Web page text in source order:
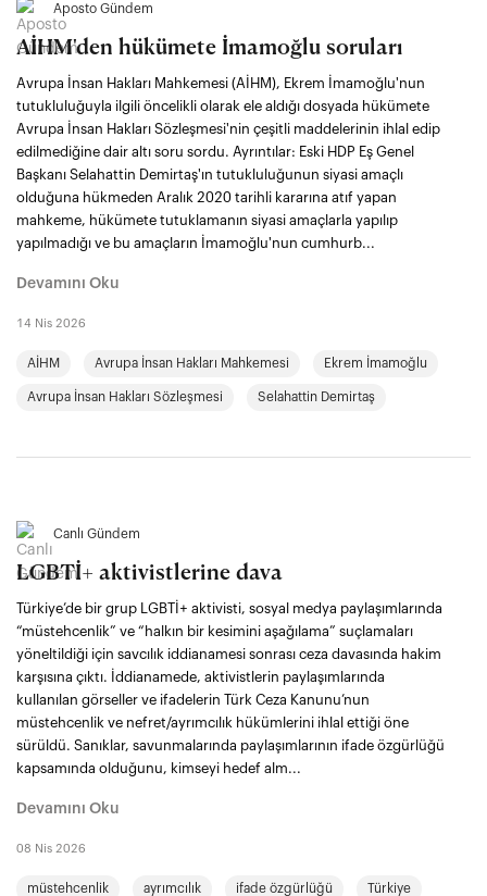
Aposto Gündem
AİHM'den hükümete İmamoğlu soruları
Avrupa İnsan Hakları Mahkemesi (AİHM), Ekrem İmamoğlu'nun
tutukluluğuyla ilgili öncelikli olarak ele aldığı dosyada hükümete
Avrupa İnsan Hakları Sözleşmesi'nin çeşitli maddelerinin ihlal edip
edilmediğine dair altı soru sordu. Ayrıntılar: Eski HDP Eş Genel
Başkanı Selahattin Demirtaş'ın tutukluluğunun siyasi amaçlı
olduğuna hükmeden Aralık 2020 tarihli kararına atıf yapan
mahkeme, hükümete tutuklamanın siyasi amaçlarla yapılıp
yapılmadığı ve bu amaçların İmamoğlu'nun cumhurb...
Devamını Oku
14 Nis 2026
AİHM Avrupa İnsan Hakları Mahkemesi Ekrem İmamoğlu
Avrupa İnsan Hakları Sözleşmesi Selahattin Demirtaş
Canlı Gündem
LGBTİ+ aktivistlerine dava
Türkiye’de bir grup LGBTİ+ aktivisti, sosyal medya paylaşımlarında
“müstehcenlik” ve “halkın bir kesimini aşağılama” suçlamaları
yöneltildiği için savcılık iddianamesi sonrası ceza davasında hakim
karşısına çıktı. İddianamede, aktivistlerin paylaşımlarında
kullanılan görseller ve ifadelerin Türk Ceza Kanunu’nun
müstehcenlik ve nefret/ayrımcılık hükümlerini ihlal ettiği öne
sürüldü. Sanıklar, savunmalarında paylaşımlarının ifade özgürlüğü
kapsamında olduğunu, kimseyi hedef alm...
Devamını Oku
08 Nis 2026
müstehcenlik ayrımcılık ifade özgürlüğü Türkiye